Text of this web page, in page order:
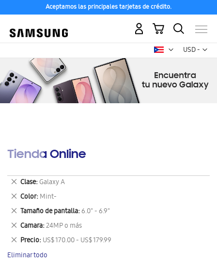
Aceptamos las principales tarjetas de crédito.
USD -
dólar
Mi carrito
Tienda Online
Clase Galaxy A
Eliminar
este
artículo
Color Mint-
Eliminar
este
artículo
Tamaño de pantalla 6.0" - 6.9"
Eliminar
este
artículo
Camara 24MP o más
Eliminar
este
artículo
Precio US$ 170.00 - US$ 179.99
Eliminar
este
artículo
Eliminar todo